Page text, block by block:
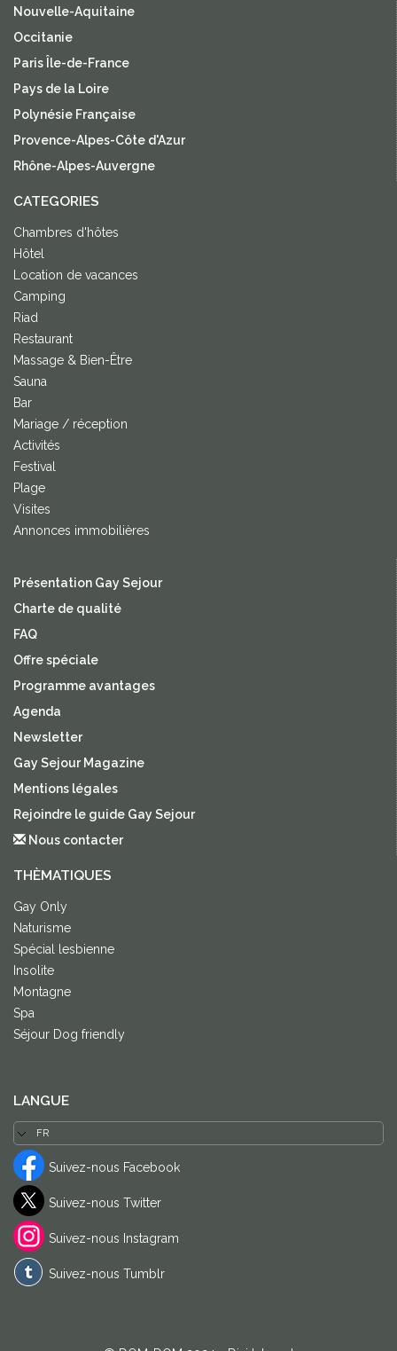
Nouvelle-Aquitaine
Occitanie
Paris Île-de-France
Pays de la Loire
Polynésie Française
Provence-Alpes-Côte d'Azur
Rhône-Alpes-Auvergne
CATEGORIES
Chambres d'hôtes
Hôtel
Location de vacances
Camping
Riad
Restaurant
Massage & Bien-Être
Sauna
Bar
Mariage / réception
Activités
Festival
Plage
Visites
Annonces immobilières
Présentation Gay Sejour
Charte de qualité
FAQ
Offre spéciale
Programme avantages
Agenda
Newsletter
Gay Sejour Magazine
Mentions légales
Rejoindre le guide Gay Sejour
Nous contacter
THÈMATIQUES
Gay Only
Naturisme
Spécial lesbienne
Insolite
Montagne
Spa
Séjour Dog friendly
LANGUE
Suivez-nous Facebook
Suivez-nous Twitter
Suivez-nous Instagram
Suivez-nous Tumblr